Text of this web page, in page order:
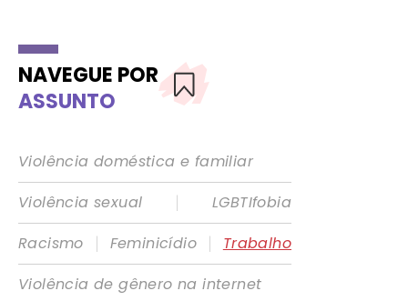
NAVEGUE POR
ASSUNTO
Violência doméstica e familiar
Violência sexual
|
LGBTIfobia
Racismo
| Feminicídio |
Trabalho
Violência de gênero na internet